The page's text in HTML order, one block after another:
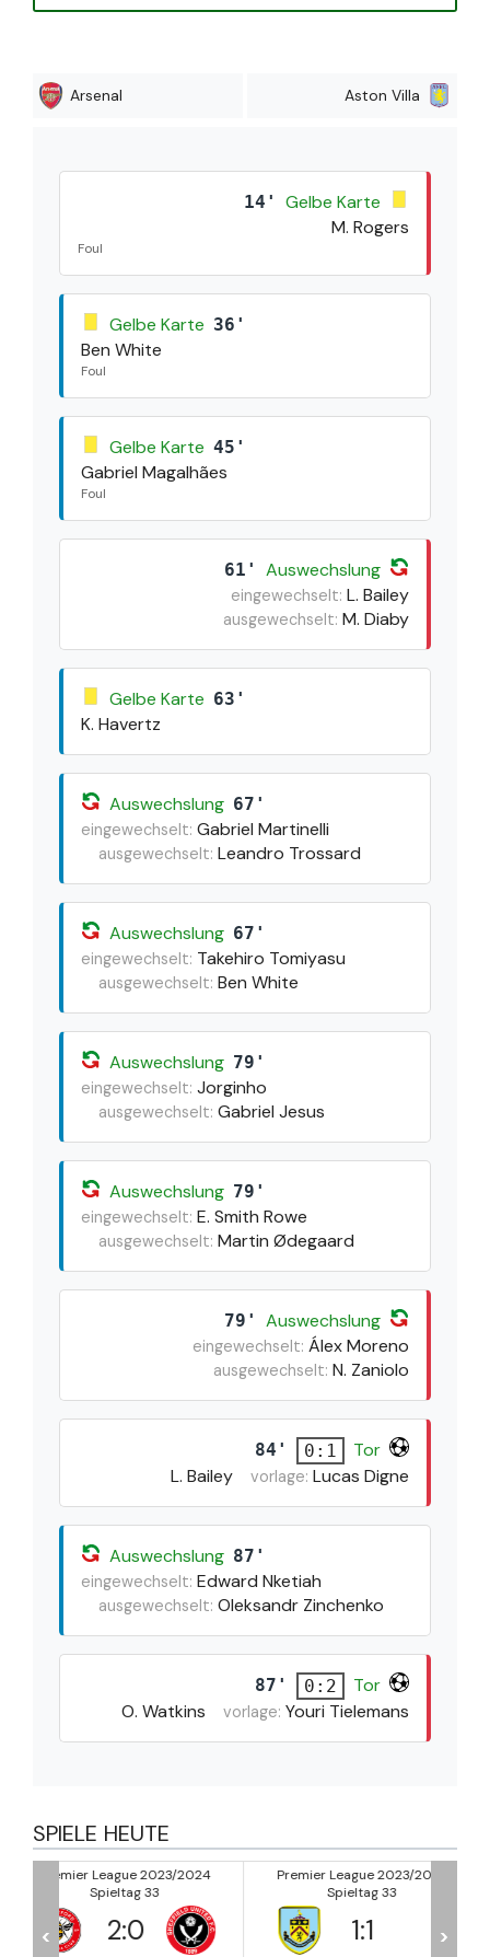
Arsenal Aston Villa
14'
Gelbe Karte
M. Rogers
Foul
Gelbe Karte 36'
Ben White
Foul
Gelbe Karte 45'
Gabriel Magalhães
Foul
61' Auswechslung
eingewechselt: L. Bailey
ausgewechselt: M. Diaby
Gelbe Karte 63'
K. Havertz
Auswechslung 67'
eingewechselt: Gabriel Martinelli
ausgewechselt: Leandro Trossard
Auswechslung 67'
eingewechselt: Takehiro Tomiyasu
ausgewechselt: Ben White
Auswechslung 79'
eingewechselt: Jorginho
ausgewechselt: Gabriel Jesus
Auswechslung 79'
eingewechselt: E. Smith Rowe
ausgewechselt: Martin Ødegaard
79' Auswechslung
eingewechselt: Álex Moreno
ausgewechselt: N. Zaniolo
84' 0:1
Tor
L. Bailey
vorlage: Lucas Digne
Auswechslung 87'
eingewechselt: Edward Nketiah
ausgewechselt: Oleksandr Zinchenko
87' 0:2
Tor
O. Watkins
vorlage: Youri Tielemans
SPIELE HEUTE
Premier League 2023/2024
Spieltag 33
1:1
Premier League 2023/
Spieltag 33
< >